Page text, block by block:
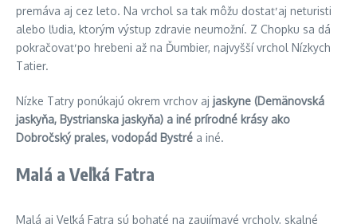
premáva aj cez leto. Na vrchol sa tak môžu dostať aj neturisti
alebo ľudia, ktorým výstup zdravie neumožní. Z Chopku sa dá
pokračovať po hrebeni až na Ďumbier, najvyšší vrchol Nízkych
Tatier.
Nízke Tatry ponúkajú okrem vrchov aj jaskyne (Demänovská
jaskyňa, Bystrianska jaskyňa) a iné prírodné krásy ako
Dobročský prales, vodopád Bystré a iné.
Malá a Veľká Fatra
Malá aj Veľká Fatra sú bohaté na zaujímavé vrcholy, skalné